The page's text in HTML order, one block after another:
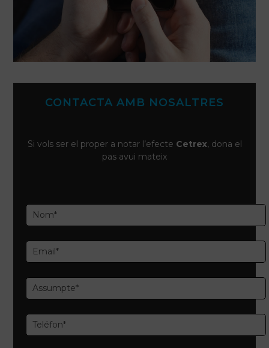
CONTACTA AMB NOSALTRES
Si vols ser el proper a notar l’efecte Cetrex, dona el
pas avui mateix